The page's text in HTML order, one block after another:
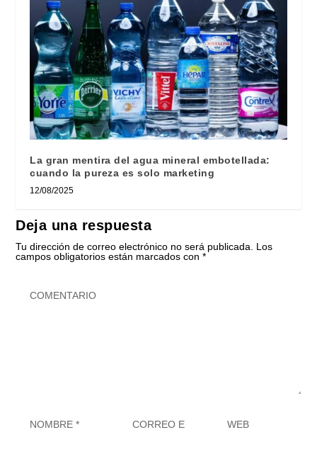
La gran mentira del agua mineral embotellada:
cuando la pureza es solo marketing
12/08/2025
Deja una respuesta
Tu dirección de correo electrónico no será publicada.
Los
campos obligatorios están marcados con*